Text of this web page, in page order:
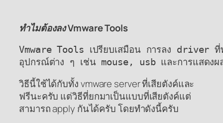
ทำไมต้องลง Vmware Tools
Vmware Tools เปรียบเสมือน การลง driver ที่
อุปกรณ์ต่าง ๆ เช่น mouse, usb และการแสดงผ
วิธีนี้ใช้ได้กับทั้ง vmware server ที่เสียตังค์และ
ฟรีนะครับ แต่วิธีที่ยกมาเป็นแบบที่เสียตังค์แต่
สามารถ apply กันได้ครับ โดยทำดังนี้ครับ